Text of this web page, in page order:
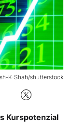
K-Shah/shutterstock
Kurspotenzial